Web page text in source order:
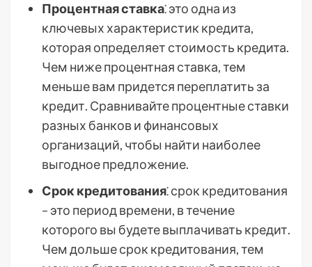
Процентная ставка⁚ это одна из
ключевых характеристик кредита,
которая определяет стоимость кредита.
Чем ниже процентная ставка, тем
меньше вам придется переплатить за
кредит. Сравнивайте процентные ставки
разных банков и финансовых
организаций, чтобы найти наиболее
выгодное предложение.
Срок кредитования⁚ срок кредитования
– это период времени, в течение
которого вы будете выплачивать кредит.
Чем дольше срок кредитования, тем